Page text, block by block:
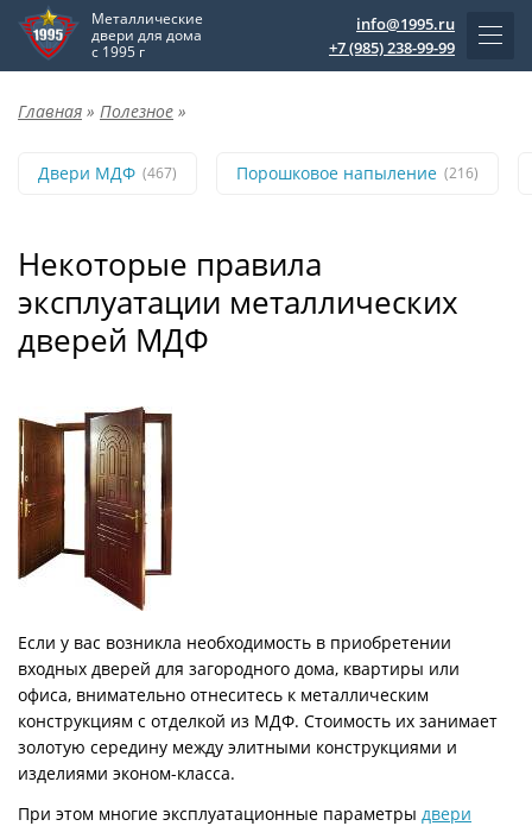
Металлические
двери для дома
с 1995 г
info@1995.ru
+7 (985) 238-99-99
Главная » Полезное »
Двери МДФ (467) Порошковое напыление (216)
Некоторые правила
эксплуатации металлических
дверей МДФ
Если у вас возникла необходимость в приобретении
входных дверей для загородного дома, квартиры или
офиса, внимательно отнеситесь к металлическим
конструкциям с отделкой из МДФ. Стоимость их занимает
золотую середину между элитными конструкциями и
изделиями эконом-класса.
При этом многие эксплуатационные параметры двери